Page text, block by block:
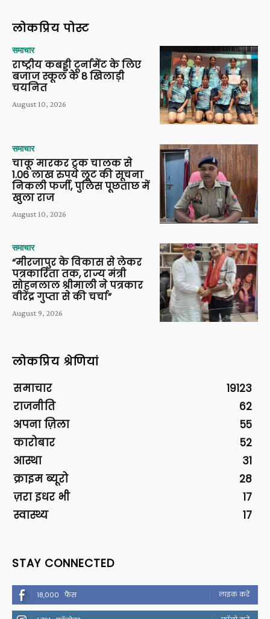
लोकप्रिय पोस्ट
समाचार
राष्ट्रीय कबड्डी टूर्नामेंट के लिए
बजाज स्कूल के 8 खिलाड़ी
चयनित
August 10, 2026
समाचार
चाकू मारकर ट्रक चालक से
1.06 लाख रुपये लूट की सूचना
निकली फर्जी, पुलिस पूछताछ में
खुला राज
August 10, 2026
समाचार
“मीरजापुर के विकास से लेकर
पत्रकारिता तक, राज्य मंत्री
सोहनलाल श्रीमाली ने पत्रकार
वीरेंद्र गुप्ता से की चर्चा”
August 9, 2026
लोकप्रिय श्रेणियां
समाचार
19123
राजनीति
62
अपना ज़िला
55
कारोबार
52
आस्था
31
क्राइम ब्यूरो
28
ज़रा इधर भी
17
स्वास्थ्य
17
STAY CONNECTED
18,000 फैंस लाइक करें